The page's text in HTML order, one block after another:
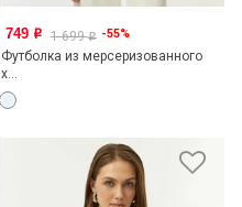
749 o 1 699o -55%
Футболка из мерсеризованного
х...